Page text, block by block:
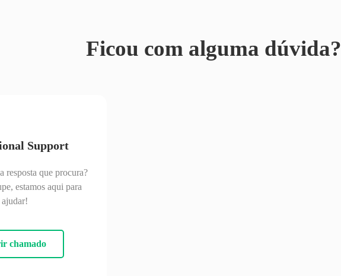
Ficou com alguma dúvida?
Support
resposta que procura?
estamos aqui para
ajudar!
chamado